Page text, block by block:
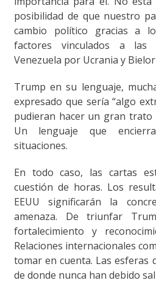
posibilidad de que nuestro
cambio político gracias a
factores vinculados a las
Venezuela por Ucrania y
Trump en su lenguaje,
expresado que sería “algo
pudieran hacer un gran trato
Un lenguaje que
situaciones.
En todo caso, las cartas
cuestión de horas. Los
EEUU significarán la
amenaza. De triunfar
fortalecimiento y
Relaciones internacionales
tomar en cuenta. Las esferas
de donde nunca han debido